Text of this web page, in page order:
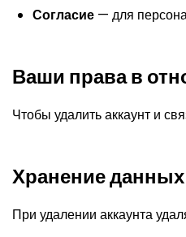
Согласие — для
Ваши права в
Чтобы удалить аккаунт и
Хранение данных
При удалении аккаунта